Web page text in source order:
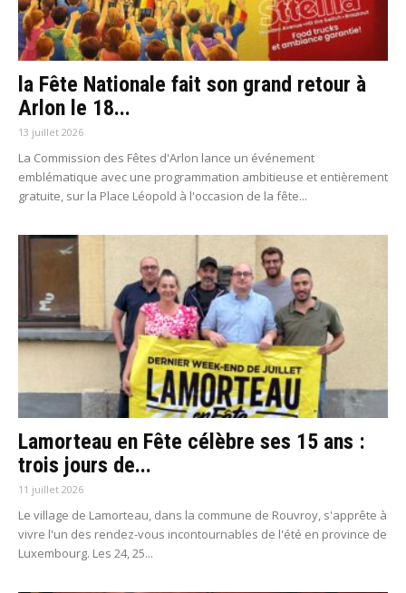
la Fête Nationale fait son grand retour à
Arlon le 18...
13 juillet 2026
La Commission des Fêtes d'Arlon lance un événement
emblématique avec une programmation ambitieuse et entièrement
gratuite, sur la Place Léopold à l'occasion de la fête...
Lamorteau en Fête célèbre ses 15 ans :
trois jours de...
11 juillet 2026
Le village de Lamorteau, dans la commune de Rouvroy, s'apprête à
vivre l'un des rendez-vous incontournables de l'été en province de
Luxembourg. Les 24, 25...